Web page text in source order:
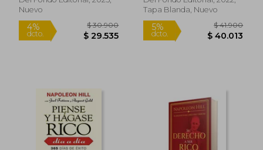
Nuevo
Tapa Blanda, Nuevo